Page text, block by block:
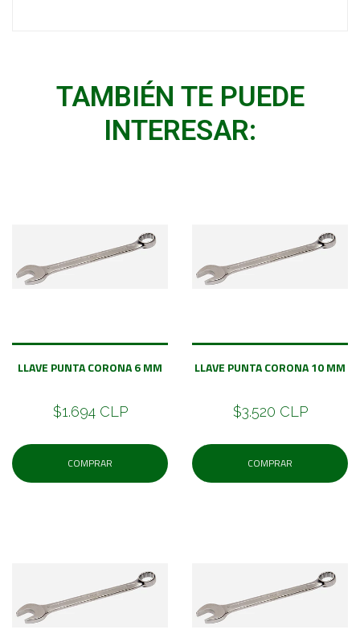
TAMBIÉN TE PUEDE
INTERESAR:
LLAVE PUNTA CORONA 6 MM
$1.694 CLP
COMPRAR
LLAVE PUNTA CORONA 10 MM
$3.520 CLP
COMPRAR